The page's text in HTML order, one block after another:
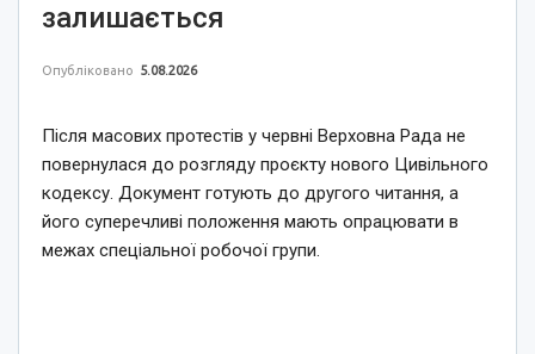
залишається
Опубліковано 5.08.2026
Після масових протестів у червні Верховна Рада не
повернулася до розгляду проєкту нового Цивільного
кодексу. Документ готують до другого читання, а
його суперечливі положення мають опрацювати в
межах спеціальної робочої групи.